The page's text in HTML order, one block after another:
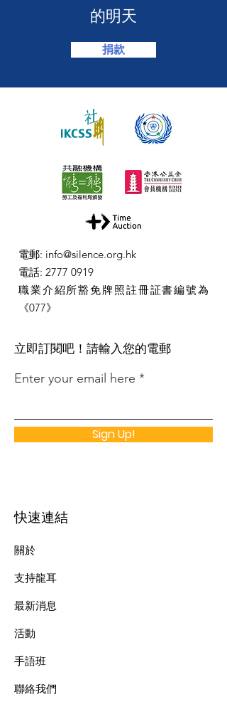
的明天
捐款
電郵: info@silence.org.hk
電話: 2777 0919
職業介紹所豁免牌照註冊証書編號為
《077》
​立即訂閱吧！請輸入您的電郵
Enter your email here
Sign Up!
快速連結
關於
支持龍耳
最新消息
​活動
手語班
​聯絡我們